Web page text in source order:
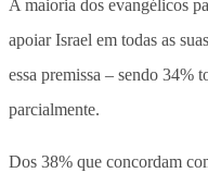
A maioria dos evangélicos
apoiar Israel em todas as
essa premissa – sendo 34%
parcialmente.
Dos 38% que concordam